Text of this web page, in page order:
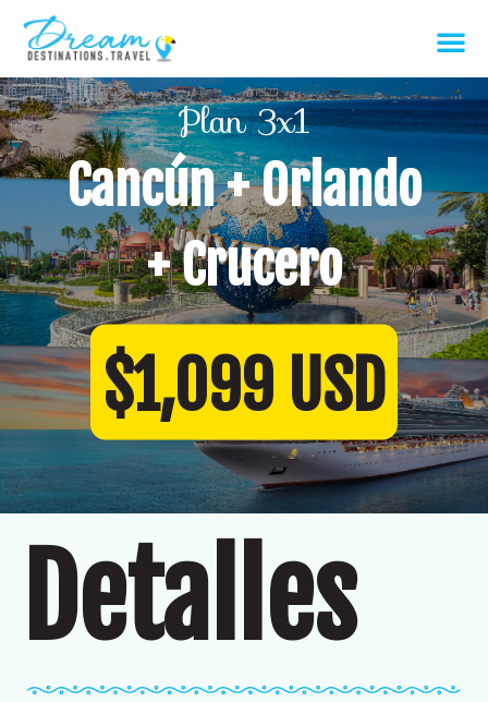
Plan 3x1
Cancún + Orlando
+ Crucero
$1,099 USD
Detalles